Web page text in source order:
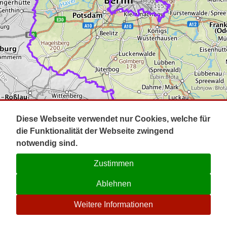
Impressum
Kontakt
☉
Diese Webseite verwendet nur Cookies, welche für
die Funktionalität der Webseite zwingend
notwendig sind.
Zustimmen
Ablehnen
Weitere Informationen